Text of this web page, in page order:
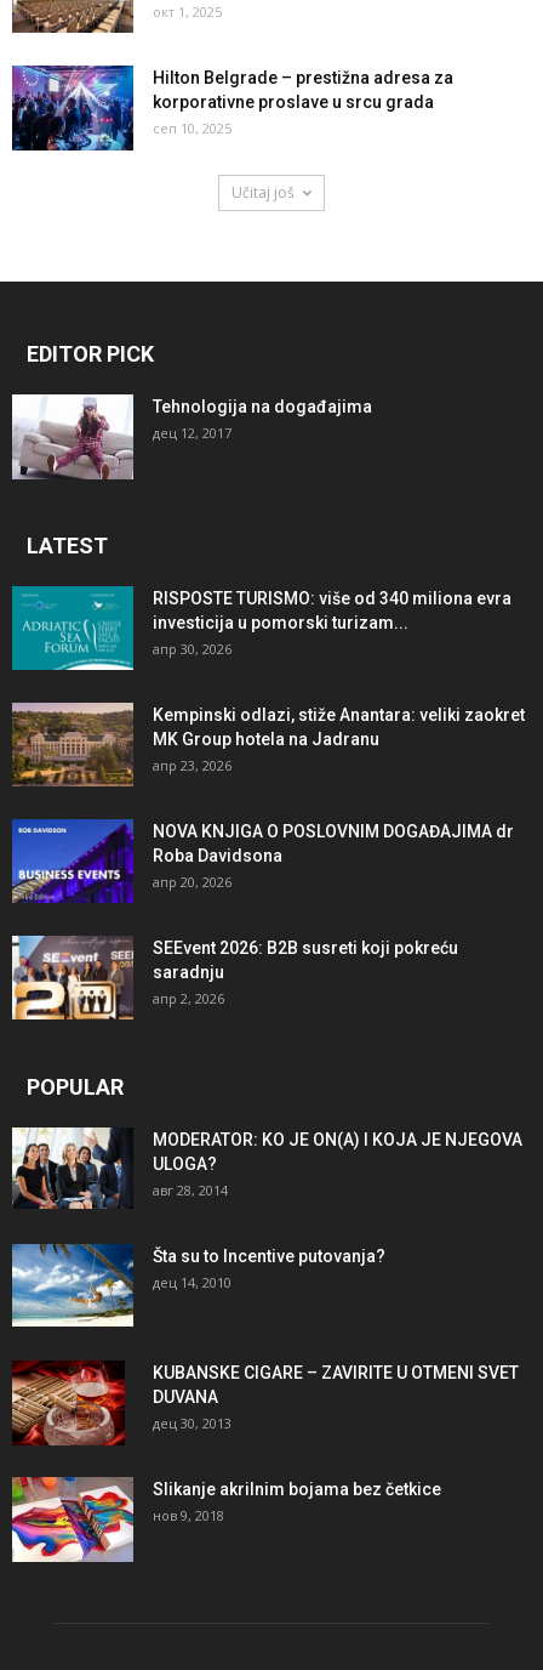
окт 1, 2025
Hilton Belgrade – prestižna adresa za
korporativne proslave u srcu grada
сеп 10, 2025
Učitaj još
EDITOR PICK
Tehnologija na događajima
дец 12, 2017
LATEST
RISPOSTE TURISMO: više od 340 miliona evra
investicija u pomorski turizam...
апр 30, 2026
Kempinski odlazi, stiže Anantara: veliki zaokret
MK Group hotela na Jadranu
апр 23, 2026
NOVA KNJIGA O POSLOVNIM DOGAĐAJIMA dr
Roba Davidsona
апр 20, 2026
SEEvent 2026: B2B susreti koji pokreću
saradnju
апр 2, 2026
POPULAR
MODERATOR: KO JE ON(A) I KOJA JE NJEGOVA
ULOGA?
авг 28, 2014
Šta su to Incentive putovanja?
дец 14, 2010
KUBANSKE CIGARE – ZAVIRITE U OTMENI SVET
DUVANA
дец 30, 2013
Slikanje akrilnim bojama bez četkice
нов 9, 2018